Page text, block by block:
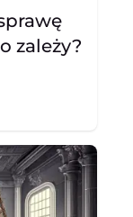
zależy?